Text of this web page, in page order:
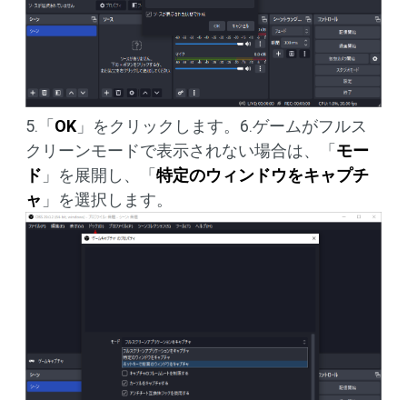
5.「OK 」をクリックします。6.ゲームがフルス
クリーンモードで表示されない場合は、「モー
ド 」を展開し、「特定のウィンドウをキャプチ
ャ 」を選択します。